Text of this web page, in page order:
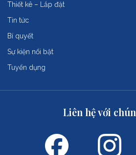
Thiết kê – Lắp đặt
Tin tức
Bí quyết
Sự kiện nổi bật
Tuyển dụng
Liên hệ với